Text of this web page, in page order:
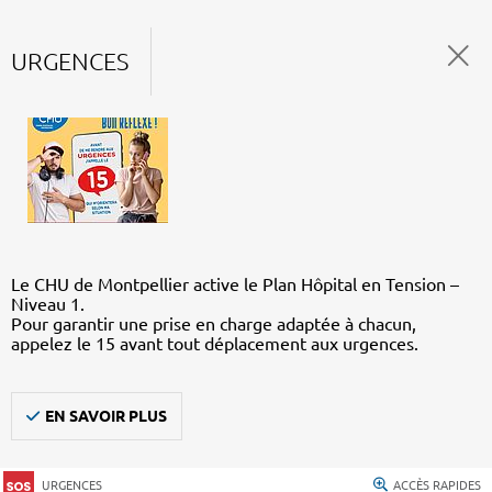
URGENCES
Le CHU de Montpellier active le Plan Hôpital en Tension –
Niveau 1.
Pour garantir une prise en charge adaptée à chacun,
appelez le 15 avant tout déplacement aux urgences.
EN SAVOIR PLUS
URGENCES ACCÈS RAPIDES